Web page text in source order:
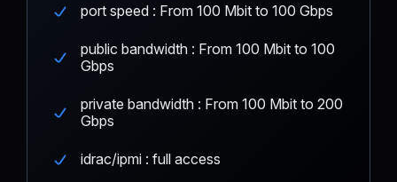
port speed : From 100 Mbit to 100 Gbps
public bandwidth : From 100 Mbit to 100
Gbps
private bandwidth : From 100 Mbit to 200
Gbps
idrac/ipmi : full access